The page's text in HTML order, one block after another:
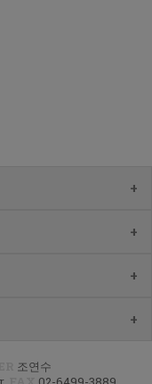
마이페이지내에서
넷사이트에서 온라인
될수 있습니다.
가로 1~2일이 더
조연수